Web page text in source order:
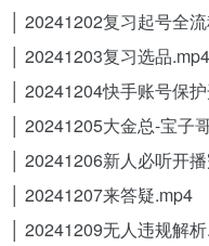
│ 20241202复习起号全
│ 20241203复习选品.mp4
│ 20241204快手账号保
│ 20241205大金总-宝子
│ 20241206新人必听开
│ 20241207来答疑.mp4
│ 20241209无人违规解